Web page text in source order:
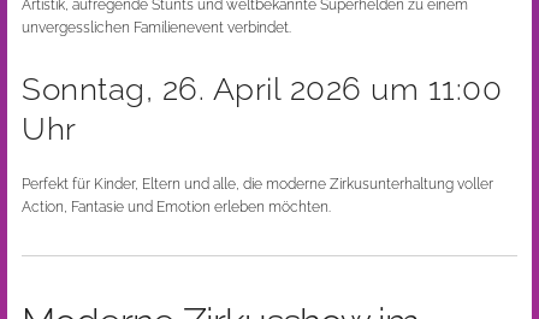
Artistik, aufregende Stunts und weltbekannte Superhelden zu einem
unvergesslichen Familienevent verbindet.
Sonntag, 26. April 2026 um 11:00
Uhr
Perfekt für Kinder, Eltern und alle, die moderne Zirkusunterhaltung voller
Action, Fantasie und Emotion erleben möchten.